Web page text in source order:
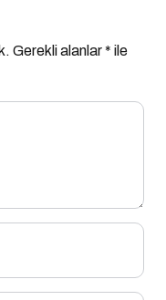
Gerekli alanlar* ile